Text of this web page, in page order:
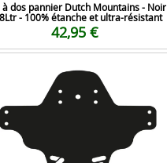
à dos pannier Dutch Mountains - Noir
- 100% étanche et ultra-résistant
42,95 €